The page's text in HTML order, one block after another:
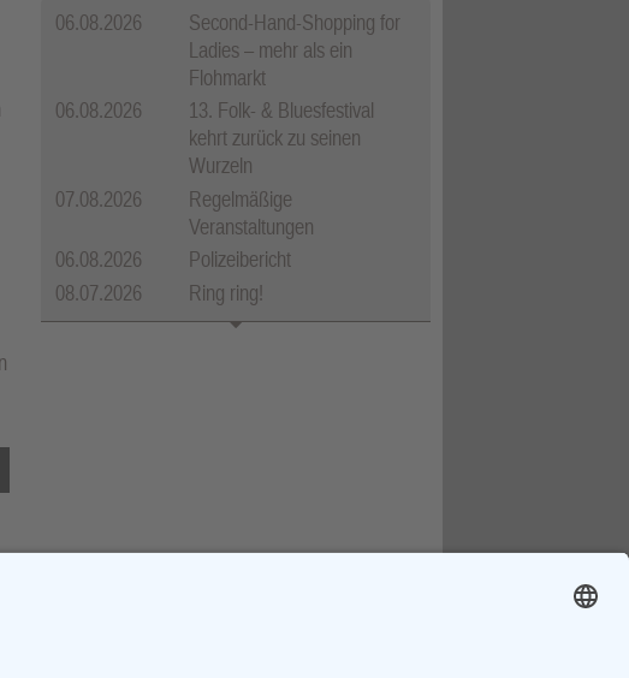
06.08.2026
Second-Hand-Shopping for
Ladies – mehr als ein
Flohmarkt
06.08.2026
13. Folk- & Bluesfestival
kehrt zurück zu seinen
Wurzeln
07.08.2026
Regelmäßige
Veranstaltungen
06.08.2026
Polizeibericht
08.07.2026
Ring ring!